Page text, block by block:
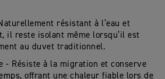
résistant à l’eau et
il reste isolant même lorsqu’il est
au duvet traditionnel.
- Résiste à la migration et conserve
offrant une chaleur fiable lors de